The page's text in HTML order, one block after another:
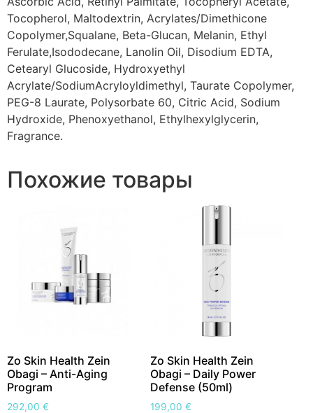
Tocopherol, Maltodextrin, Acrylates/Dimethicone
Copolymer,Squalane, Beta-Glucan, Melanin, Ethyl
Ferulate,Isododecane, Lanolin Oil, Disodium EDTA,
Cetearyl Glucoside, Hydroxyethyl
Acrylate/SodiumAcryloyldimethyl, Taurate Copolymer,
PEG-8 Laurate, Polysorbate 60, Citric Acid, Sodium
Hydroxide, Phenoxyethanol, Ethylhexylglycerin,
Fragrance.
Похожие товары
Zo Skin Health Zein
Obagi – Anti-Aging
Program
292,00 €
Zo Skin Health Zein
Obagi – Daily Power
Defense (50ml)
199,00€